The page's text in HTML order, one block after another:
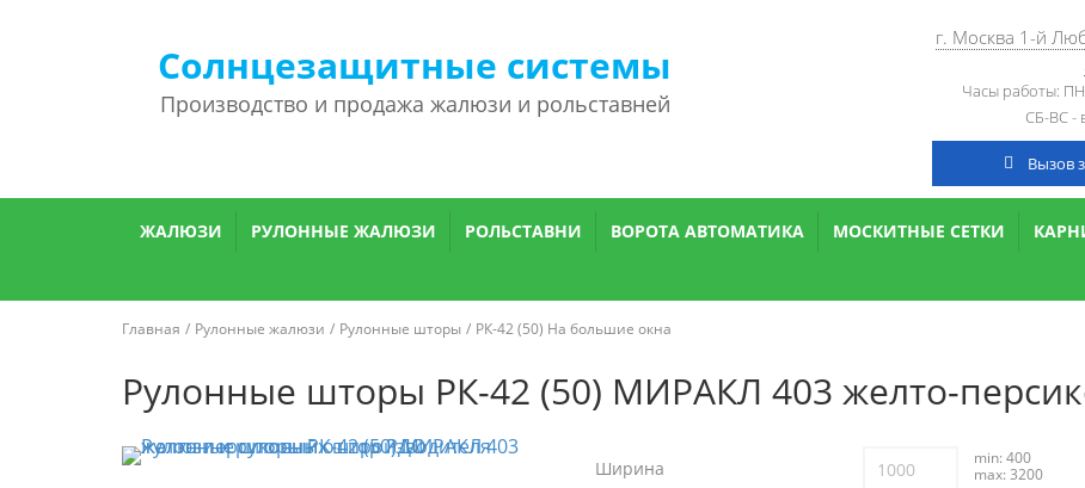
Солнцезащитные системы
Производство и продажа жалюзи и рольставней
г. Москва 1-й
Часы работы:
СБ-ВС -
Вызов
ЖАЛЮЗИ РУЛОННЫЕ ЖАЛЮЗИ РОЛЬСТАВНИ ВОРОТА АВТОМАТИКА МОСКИТНЫЕ СЕТКИ
Главная Рулонные жалюзи Рулонные шторы РК-42 (50) На большие окна
Рулонные шторы РК-42 (50) МИРАКЛ 403 желто-
Ширина
min: 400
max: 3200